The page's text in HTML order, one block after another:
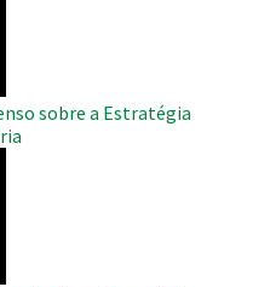
sobre a Estratégia